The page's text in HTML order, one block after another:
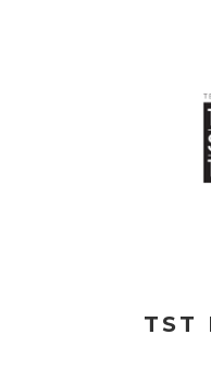
TST